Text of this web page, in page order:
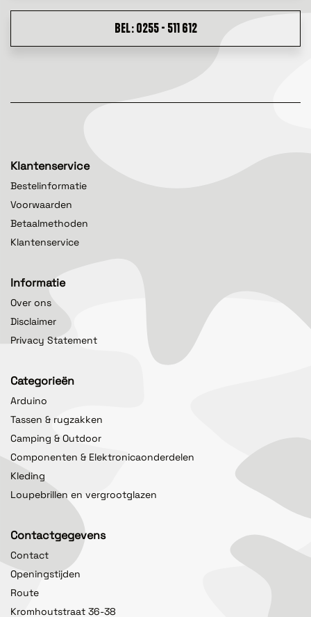
BEL: 0255 - 511 612
Klantenservice
Bestelinformatie
Voorwaarden
Betaalmethoden
Klantenservice
Informatie
Over ons
Disclaimer
Privacy Statement
Categorieën
Arduino
Tassen & rugzakken
Camping & Outdoor
Componenten & Elektronicaonderdelen
Kleding
Loupebrillen en vergrootglazen
Contactgegevens
Contact
Openingstijden
Route
Kromhoutstraat 36-38